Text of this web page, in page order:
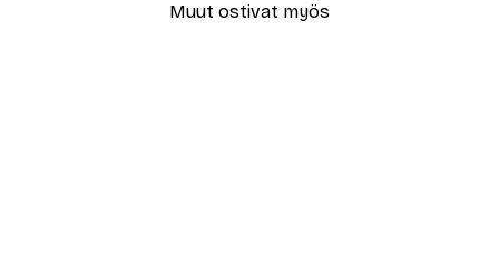
Muut ostivat myös